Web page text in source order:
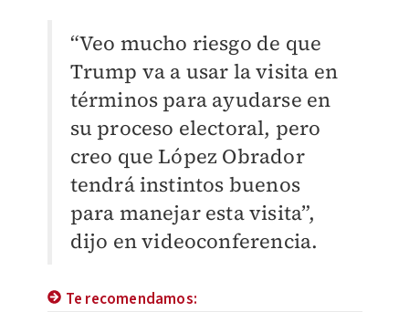
“Veo mucho riesgo de que
Trump va a usar la visita en
términos para ayudarse en
su proceso electoral, pero
creo que López Obrador
tendrá instintos buenos
para manejar esta visita”,
dijo en videoconferencia.
Te recomendamos: